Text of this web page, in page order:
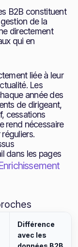
B2B constituent
de la
directement
qui en
liée à leur
Les
année des
de dirigeant,
cessations
rend nécessaire
dans les pages
Différence
avec les